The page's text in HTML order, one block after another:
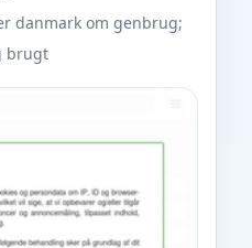
danmark om genbrug;
brugt